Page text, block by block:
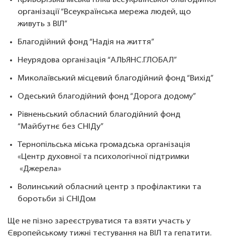
організації “Всеукраїнська мережа людей, що
живуть з ВІЛ”
Благодійний фонд “Надія на життя”
Неурядова організація “АЛЬЯНС.ГЛОБАЛ”
Миколаївський місцевий благодійний фонд “Вихід”
Одеський благодійний фонд “Дорога додому”
Рівненьський обласний благодійний фонд
“Майбутнє без СНІДу”
Тернопільська міська громадська організація
«Центр духовної та психологічної підтримки
«Джерела»
Волинський обласний центр з профілактики та
боротьби зі СНІДом
Ще не пізно зареєструватися та взяти участь у
Європейському тижні тестування на ВІЛ та гепатити.